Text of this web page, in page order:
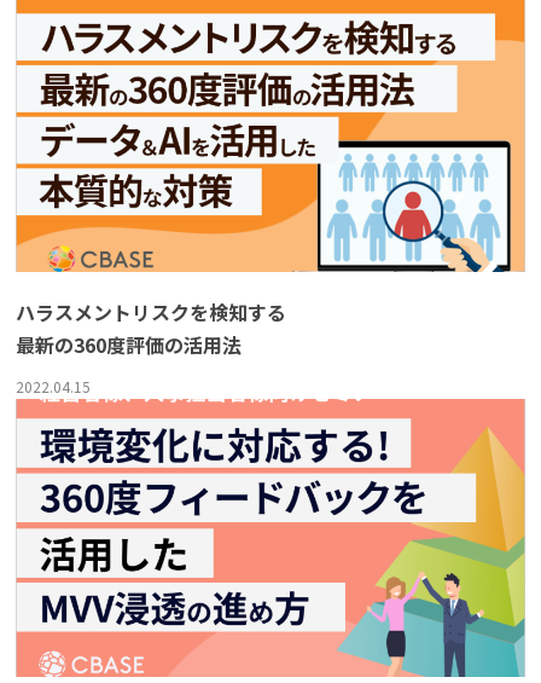
ハラスメントリスクを検知する
最新の360度評価の活用法
2022.04.15